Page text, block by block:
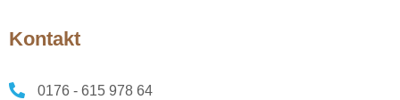
Kontakt
0176 - 615 978 64